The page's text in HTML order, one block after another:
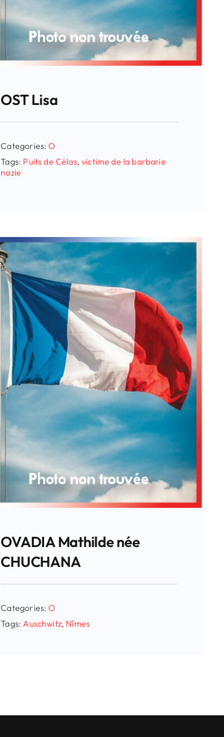
OST Lisa
Categories:O
Tags: Puits de Célas,victime de la barbarie
nazie
OVADIA Mathilde née
CHUCHANA
Categories:O
Tags: Auschwitz, Nîmes